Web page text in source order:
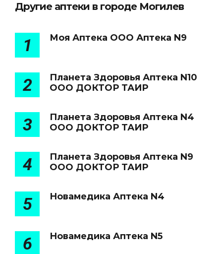
Другие аптеки в городе Могилев
1 Моя Аптека ООО Аптека N9
2
Планета Здоровья Аптека N10
ООО ДОКТОР ТАИР
3
Планета Здоровья Аптека N4
ООО ДОКТОР ТАИР
4
Планета Здоровья Аптека N9
ООО ДОКТОР ТАИР
5 Новамедика Аптека N4
6 Новамедика Аптека N5